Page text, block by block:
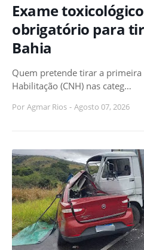
Exame
obrigatório para
Bahia
Quem pretende tirar a primeira
Habilitação (CNH) nas categ…
Por Agmar Rios - Agosto 07, 2026